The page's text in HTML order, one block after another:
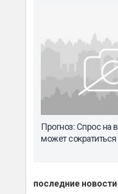
Прогноз: Спрос на
может сократиться
последние новости